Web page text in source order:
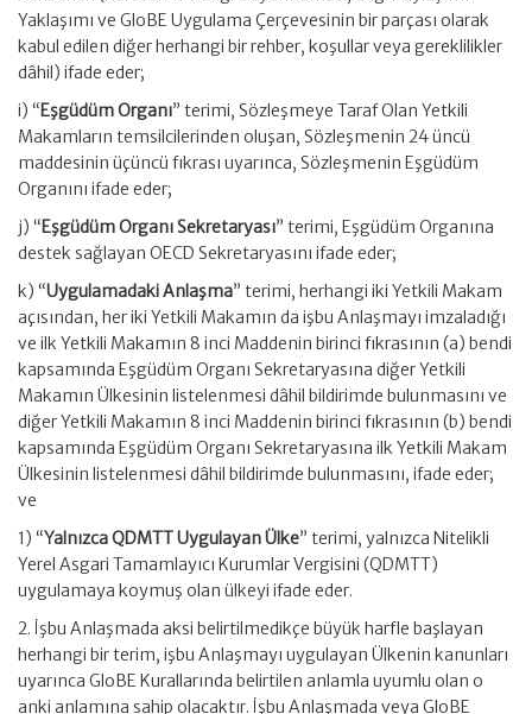
Yaklaşımı ve GloBE Uygulama Çerçevesinin bir parçası olarak
kabul edilen diğer herhangi bir rehber, koşullar veya gereklilikler
dâhil) ifade eder;
i) “Eşgüdüm Organı” terimi, Sözleşmeye Taraf Olan Yetkili
Makamların temsilcilerinden oluşan, Sözleşmenin 24 üncü
maddesinin üçüncü fıkrası uyarınca, Sözleşmenin Eşgüdüm
Organını ifade eder;
j) “Eşgüdüm Organı Sekretaryası” terimi, Eşgüdüm Organına
destek sağlayan OECD Sekretaryasını ifade eder;
k) “Uygulamadaki Anlaşma” terimi, herhangi iki Yetkili Makam
açısından, her iki Yetkili Makamın da işbu Anlaşmayı imzaladığı
ve ilk Yetkili Makamın 8 inci Maddenin birinci fıkrasının (a) bendi
kapsamında Eşgüdüm Organı Sekretaryasına diğer Yetkili
Makamın Ülkesinin listelenmesi dâhil bildirimde bulunmasını ve
diğer Yetkili Makamın 8 inci Maddenin birinci fıkrasının (b) bendi
kapsamında Eşgüdüm Organı Sekretaryasına ilk Yetkili Makam
Ülkesinin listelenmesi dâhil bildirimde bulunmasını, ifade eder;
ve
1) “Yalnızca QDMTT Uygulayan Ülke” terimi, yalnızca Nitelikli
Yerel Asgari Tamamlayıcı Kurumlar Vergisini (QDMTT)
uygulamaya koymuş olan ülkeyi ifade eder.
2. İşbu Anlaşmada aksi belirtilmedikçe büyük harfle başlayan
herhangi bir terim, işbu Anlaşmayı uygulayan Ülkenin kanunları
uyarınca GloBE Kurallarında belirtilen anlamla uyumlu olan o
anki anlamına sahip olacaktır. İşbu Anlaşmada veya GloBE